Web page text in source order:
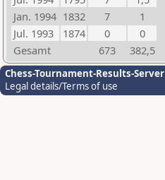
Jan. 1994 1832 7
1
Jul. 1993
1874 0
0
Gesamt
673 382,5
Chess-Tournament-Results-Server
Legal details/Terms of use